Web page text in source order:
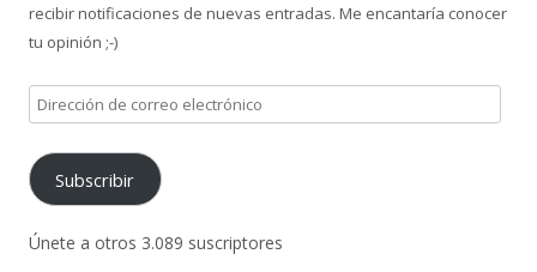
:recibir notificaciones de nuevas entradas. Me encantaría conocer
tu opinión ;-)
i
e
c
Subscribir
Únete a otros 3.089 suscriptores